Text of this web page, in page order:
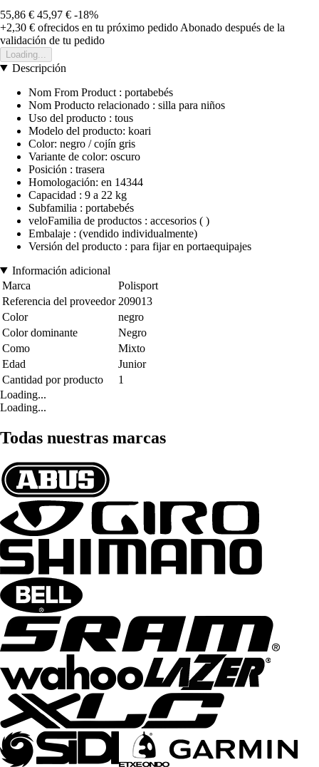
55,86 € 45,97 € -18%
+2,30 € ofrecidos en tu próximo pedido Abonado después de la
validación de tu pedido
Loading...
Descripción
Nom From Product : portabebés
Nom Producto relacionado : silla para niños
Uso del producto : tous
Modelo del producto: koari
Color: negro / cojín gris
Variante de color: oscuro
Posición : trasera
Homologación: en 14344
Capacidad : 9 a 22 kg
Subfamilia : portabebés
veloFamilia de productos : accesorios ( )
Embalaje : (vendido individualmente)
Versión del producto : para fijar en portaequipajes
Información adicional
Marca
Polisport
Referencia del proveedor 209013
Color
negro
Color dominante
Negro
Como
Mixto
Edad
Junior
Cantidad por producto
1
Loading...
Loading...
Todas nuestras marcas